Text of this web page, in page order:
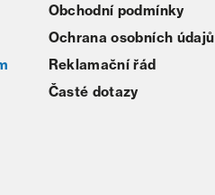
Obchodní podmínky
Ochrana osobních údajů
Reklamační řád
Časté dotazy